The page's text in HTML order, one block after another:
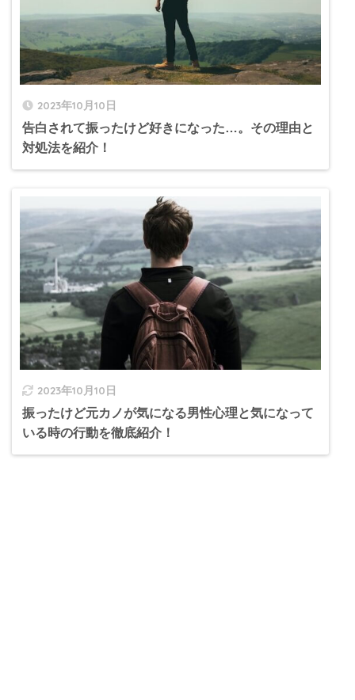
2023年10月10日
告白されて振ったけど好きになった…。その理由と
対処法を紹介！
2023年10月10日
振ったけど元カノが気になる男性心理と気になって
いる時の行動を徹底紹介！